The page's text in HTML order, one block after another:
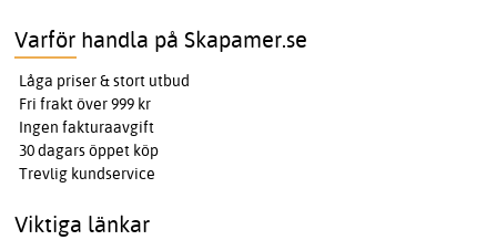
Varför handla på Skapamer.se
Låga priser & stort utbud
Fri frakt över 999 kr
Ingen fakturaavgift
30 dagars öppet köp
Trevlig kundservice
Viktiga länkar